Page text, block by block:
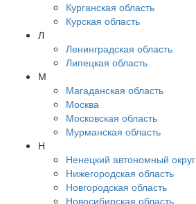
Курганская область
Курская область
Л
Ленинградская область
Липецкая область
М
Магаданская область
Москва
Московская область
Мурманская область
Н
Ненецкий автономный округ
Нижегородская область
Новгородская область
Новосибирская область